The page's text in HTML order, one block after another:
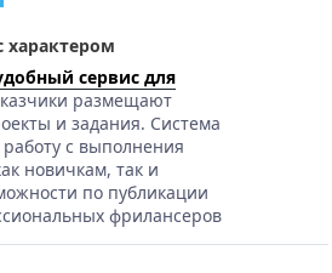
сервис для
размещают
и задания. Система
с выполнения
новичкам, так и
по публикации
фрилансеров